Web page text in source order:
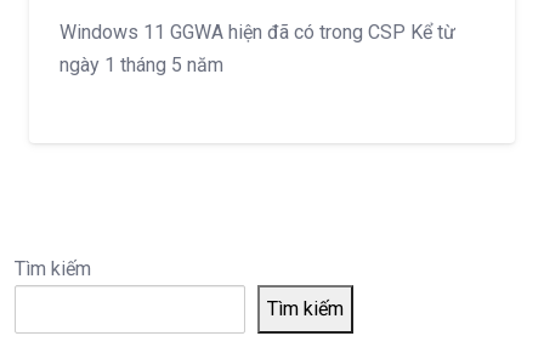
Windows 11 GGWA hiện đã có trong CSP Kể từ
ngày 1 tháng 5 năm
Tìm kiếm
Tìm kiếm